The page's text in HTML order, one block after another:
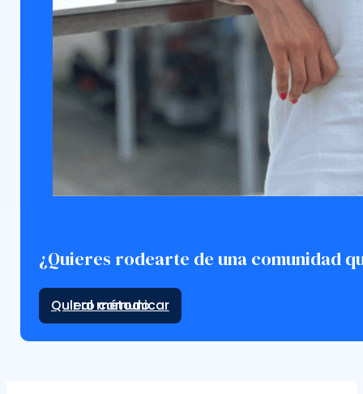
¿Quieres rodearte de una comunidad
Ir al método